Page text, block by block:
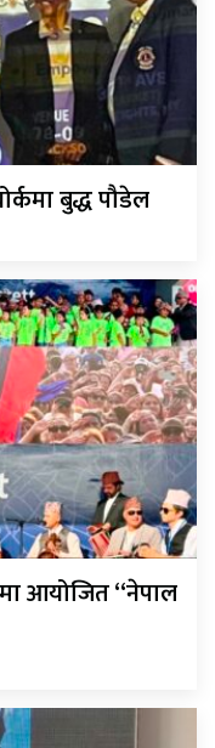
बुद्ध पौडेल
आयोजित “नेपाल